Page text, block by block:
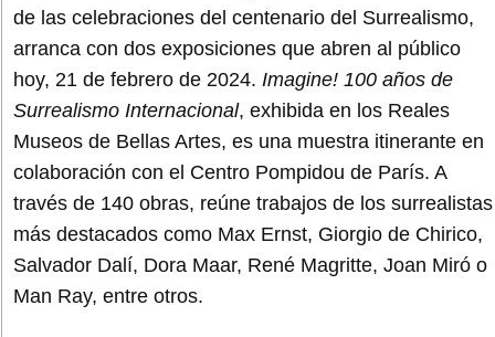
de las celebraciones del centenario del Surrealismo,
arranca con dos exposiciones que abren al público
hoy, 21 de febrero de 2024. Imagine! 100 años de
Surrealismo Internacional, exhibida en los Reales
Museos de Bellas Artes, es una muestra itinerante en
colaboración con el Centro Pompidou de París. A
través de 140 obras, reúne trabajos de los surrealistas
más destacados como Max Ernst, Giorgio de Chirico,
Salvador Dalí, Dora Maar, René Magritte, Joan Miró o
Man Ray, entre otros.